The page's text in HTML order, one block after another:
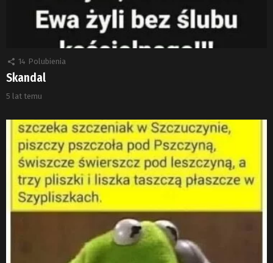
14 Polubienia
Skandal
5 lat temu